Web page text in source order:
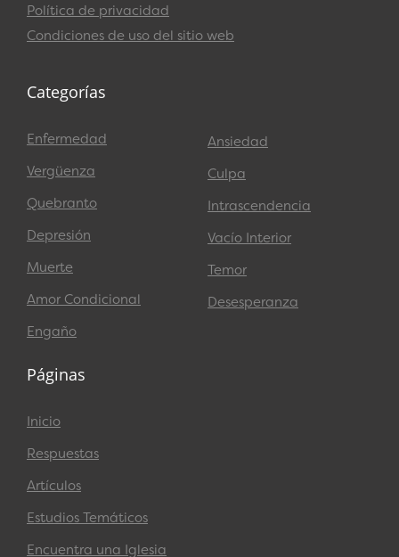
Política de privacidad
Condiciones de uso del sitio web
Categorías
Enfermedad
Vergüenza
Quebranto
Depresión
Muerte
Amor Condicional
Engaño
Ansiedad
Culpa
Intrascendencia
Vacío Interior
Temor
Desesperanza
Páginas
Inicio
Respuestas
Artículos
Estudios Temáticos
Encuentra una Iglesia